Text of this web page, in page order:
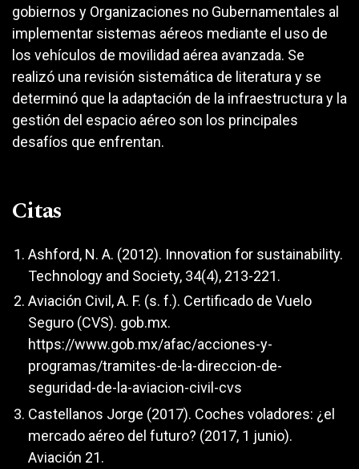
gobiernos y Organizaciones no Gubernamentales al
implementar sistemas aéreos mediante el uso de
los vehículos de movilidad aérea avanzada. Se
realizó una revisión sistemática de literatura y se
determinó que la adaptación de la infraestructura y la
gestión del espacio aéreo son los principales
desafíos que enfrentan.
Citas
Ashford, N. A. (2012). Innovation for sustainability.
Technology and Society, 34(4), 213-221.
Aviación Civil, A. F. (s. f.). Certificado de Vuelo
Seguro (CVS). gob.mx.
https://www.gob.mx/afac/acciones-y-
programas/tramites-de-la-direccion-de-
seguridad-de-la-aviacion-civil-cvs
Castellanos Jorge (2017). Coches voladores: ¿el
mercado aéreo del futuro? (2017, 1 junio).
Aviación 21.